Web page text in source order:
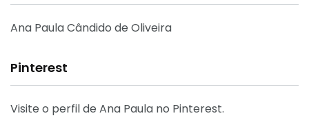
Ana Paula Cândido de Oliveira
Pinterest
Visite o perfil de Ana Paula no Pinterest.